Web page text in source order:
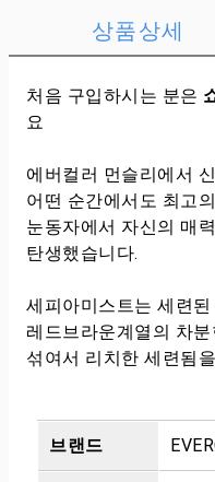
상품상세
처음 구입하시는 분은
요
에버컬러 먼슬리에서
어떤 순간에서도 최고
눈동자에서 자신의 매
탄생했습니다.
세피아미스트는 세련
레드브라운계열의 차
섞여서 리치한 세련됨
브랜드